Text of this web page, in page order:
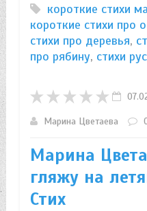
короткие стихи
короткие стихи про
стихи про деревья,
про рябину, стихи
Марина Цветаева
Марина
гляжу на
Стих